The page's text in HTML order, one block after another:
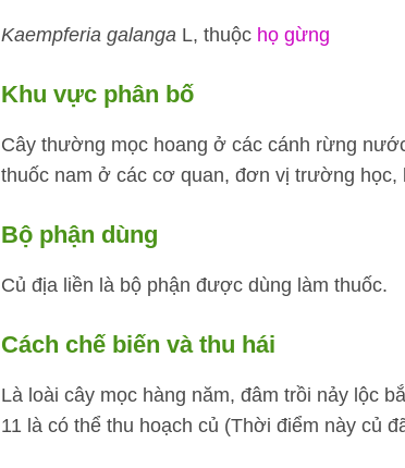
Kaempferia galanga L, thuộc họ gừng
Khu vực phân bố
Cây thường mọc hoang ở các cánh rừng
thuốc nam ở các cơ quan, đơn vị trường học,
Bộ phận dùng
Củ địa liền là bộ phận được dùng làm thuốc.
Cách chế biến và thu hái
Là loài cây mọc hàng năm, đâm trồi nảy lộc
11 là có thể thu hoạch củ (Thời điểm này củ